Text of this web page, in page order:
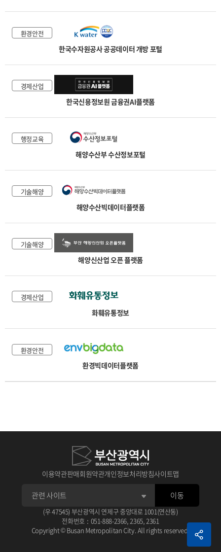
환경안전
한국수자원공사 공공데이터 개방 포털
경제산업
한국신용정보원 금융권AI플랫폼
행정교육
해양수산부 수산정보포털
기술해양
해양수산빅데이터플랫폼
기술해양
해양신산업 오픈 플랫폼
경제산업
화훼유통정보
환경안전
환경빅데이터플랫폼
이용약관판매회원약관개인정보처리방침사이트맵
(우 47545) 부산광역시 연제구 중앙대로 1001(연산동)
전화번호 : 051-888-2366, 2365, 2361
Copyright © Busan Metropolitan City. All rights reserved.
이동